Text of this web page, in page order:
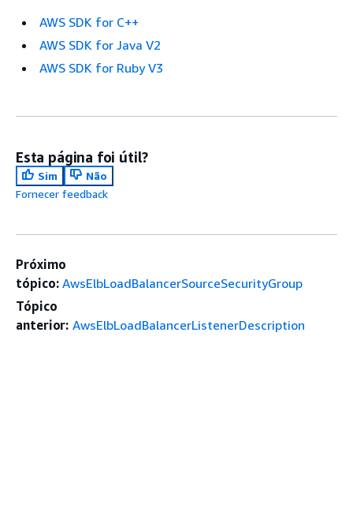
AWS SDK for C++
AWS SDK for Java V2
AWS SDK for Ruby V3
Esta página foi útil?
Sim
Não
Fornecer feedback
Próximo
tópico: AwsElbLoadBalancerSourceSecurityGroup
Tópico
anterior: AwsElbLoadBalancerListenerDescription